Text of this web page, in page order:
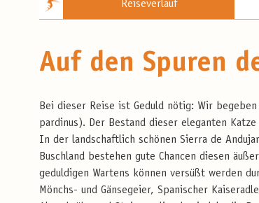
Reiseverlauf
Auf den Spuren
Bei dieser Reise ist Geduld nötig: Wir
pardinus). Der Bestand dieser eleganten
In der landschaftlich schönen Sierra de
Buschland bestehen gute Chancen diesen
geduldigen Wartens können versüßt werden
Mönchs- und Gänsegeier, Spanischer